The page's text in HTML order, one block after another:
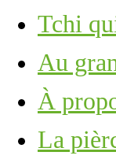
Tchi
Au
À
La